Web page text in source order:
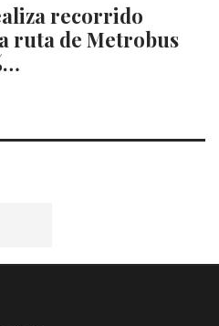
recorrido
ruta de Metrobus